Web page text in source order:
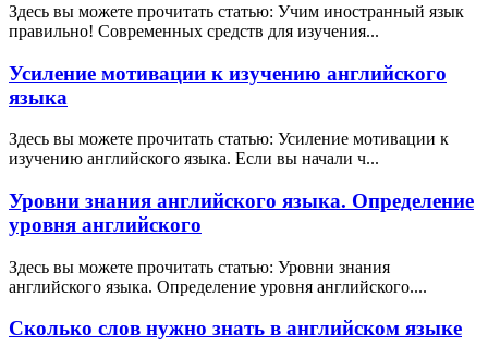
Здесь вы можете прочитать статью: Учим иностранный язык
правильно! Современных средств для изучения...
Усиление мотивации к изучению английского
языка
Здесь вы можете прочитать статью: Усиление мотивации к
изучению английского языка. Если вы начали ч...
Уровни знания английского языка. Определение
уровня английского
Здесь вы можете прочитать статью: Уровни знания
английского языка. Определение уровня английского....
Сколько слов нужно знать в английском языке